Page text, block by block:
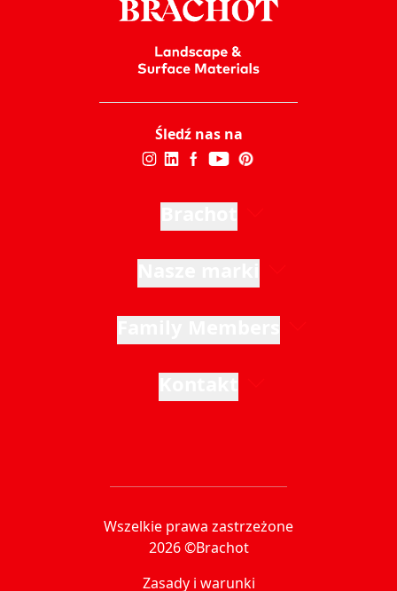
Śledź nas na
Wszelkie prawa zastrzeżone
2026 ©Brachot
Zasady i warunki